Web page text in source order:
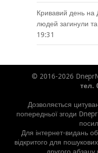
Кривавий день на
людей загинули
19:31
© 2016-2026
тел.
Дозволяється
попередньої згоди
Для інтернет-видань
відкритого для